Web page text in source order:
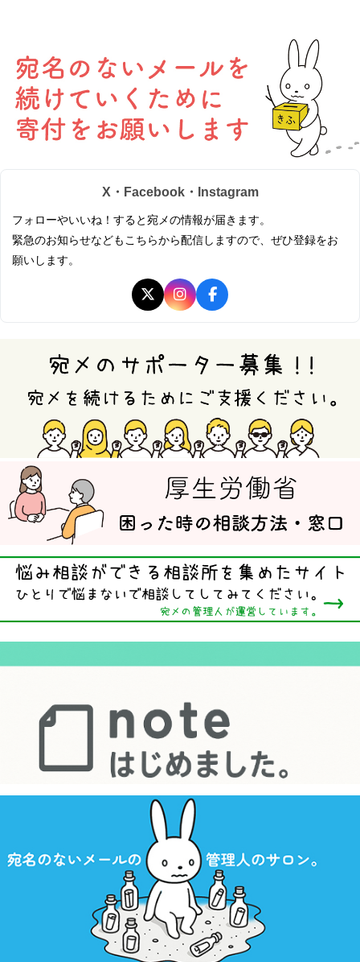
X・Facebook・Instagram
フォローやいいね！すると宛メの情報が届きます。
緊急のお知らせなどもこちらから配信しますので、ぜひ登録をお
願いします。